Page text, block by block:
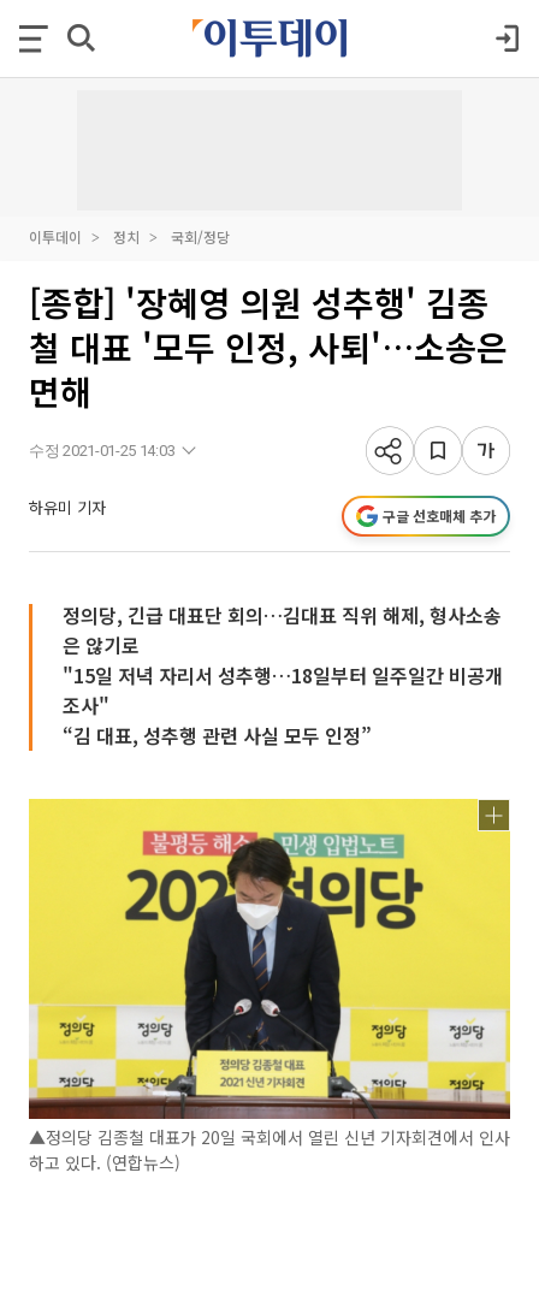
이투데이 정치 국회/정당
[종합] '장혜영 의원 성추행' 김종
철 대표 '모두 인정, 사퇴'…소송은
면해
수정 2021-01-25 14:03
하유미 기자 구글 선호매체 추가
정의당, 긴급 대표단 회의…김대표 직위 해제, 형사소송
은 않기로
"15일 저녁 자리서 성추행…18일부터 일주일간 비공개
조사"
“김 대표, 성추행 관련 사실 모두 인정”
▲정의당 김종철 대표가 20일 국회에서 열린 신년 기자회견에서 인사
하고 있다. (연합뉴스)